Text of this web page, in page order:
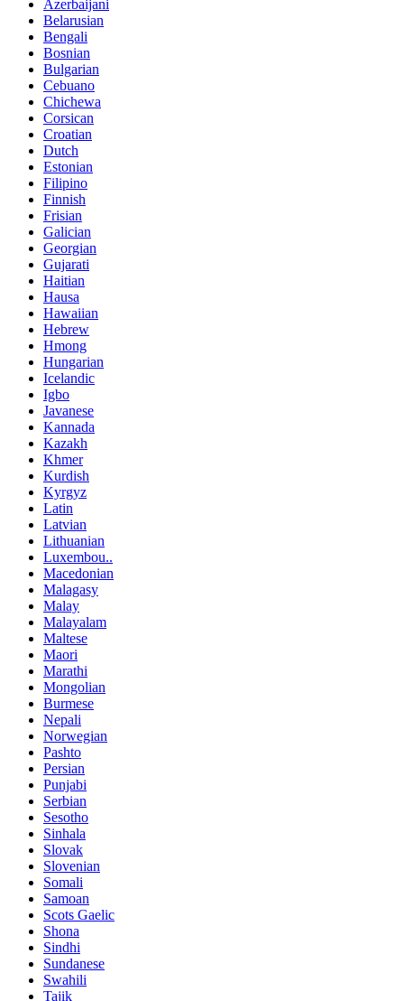
Azerbaijani
Belarusian
Bengali
Bosnian
Bulgarian
Cebuano
Chichewa
Corsican
Croatian
Dutch
Estonian
Filipino
Finnish
Frisian
Galician
Georgian
Gujarati
Haitian
Hausa
Hawaiian
Hebrew
Hmong
Hungarian
Icelandic
Igbo
Javanese
Kannada
Kazakh
Khmer
Kurdish
Kyrgyz
Latin
Latvian
Lithuanian
Luxembou..
Macedonian
Malagasy
Malay
Malayalam
Maltese
Maori
Marathi
Mongolian
Burmese
Nepali
Norwegian
Pashto
Persian
Punjabi
Serbian
Sesotho
Sinhala
Slovak
Slovenian
Somali
Samoan
Scots Gaelic
Shona
Sindhi
Sundanese
Swahili
Tajik